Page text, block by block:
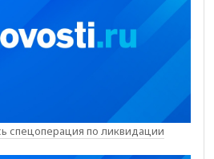
спецоперация по ликвидации